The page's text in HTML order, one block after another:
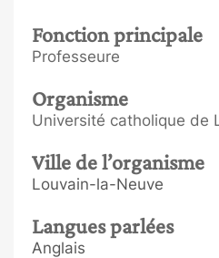
Fonction principale
Professeure
Organisme
Université catholique de
Ville de l’organisme
Louvain-la-Neuve
Langues parlées
Anglais